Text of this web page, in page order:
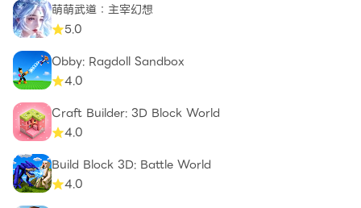
萌萌武道：主宰幻想
5.0
Obby: Ragdoll Sandbox
4.0
Craft Builder: 3D Block World
4.0
Build Block 3D: Battle World
4.0